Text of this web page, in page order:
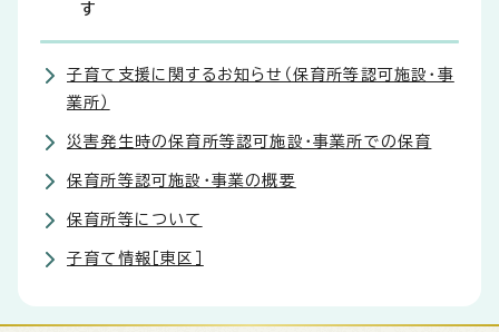
す
子育て支援に関するお知らせ（保育所等認可施設・事
業所）
災害発生時の保育所等認可施設・事業所での保育
保育所等認可施設・事業の概要
保育所等について
子育て情報［東区］